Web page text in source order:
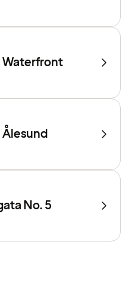
Waterfront
Ålesund
No. 5